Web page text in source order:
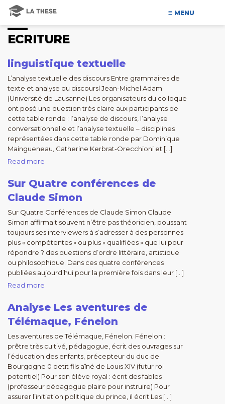
MENU
ECRITURE
linguistique textuelle
L’analyse textuelle des discours Entre grammaires de
texte et analyse du discoursl Jean-Michel Adam
(Université de Lausanne) Les organisateurs du colloque
ont posé une question très claire aux participants de
cette table ronde : l’analyse de discours, l’analyse
conversationnelle et l’analyse textuelle – disciplines
représentées dans cette table ronde par Dominique
Maingueneau, Catherine Kerbrat-Orecchioni et […]
Read more
Sur Quatre conférences de
Claude Simon
Sur Quatre Conférences de Claude Simon Claude
Simon affirmait souvent n’être pas théoricien, poussant
toujours ses interviewers à s’adresser à des personnes
plus « compétentes » ou plus « qualifiées » que lui pour
répondre ? des questions d’ordre littéraire, artistique
ou philosophique. Dans ces quatre conférences
publiées aujourd’hui pour la première fois dans leur […]
Read more
Analyse Les aventures de
Télémaque, Fénelon
Les aventures de Télémaque, Fénelon. Fénelon :
prêtre très cultivé, pédagogue, écrit des ouvrages sur
l’éducation des enfants, précepteur du duc de
Bourgogne 0 petit fils aîné de Louis XIV (futur roi
potentiel) Pour son élève royal : écrit des fables
(professeur pédagogue plaire pour instruire) Pour
assurer l’initiation politique du prince, il écrit Les […]